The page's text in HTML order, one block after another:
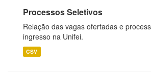
Processos Seletivos
Relação das vagas ofertadas e
ingresso na Unifei.
CSV